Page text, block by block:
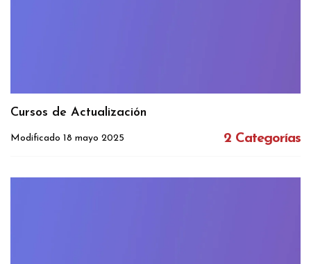
Cursos de Actualización
Modificado 18 mayo 2025 2 Categorías